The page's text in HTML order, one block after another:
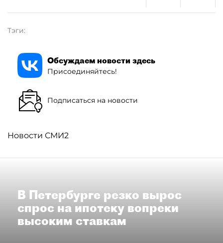
Тэги:
Обсуждаем новости здесь
Присоединяйтесь!
Подписаться на новости
Новости СМИ2
В Петербурге резко вырос
спрос на ипотеку вопреки
высоким ставкам